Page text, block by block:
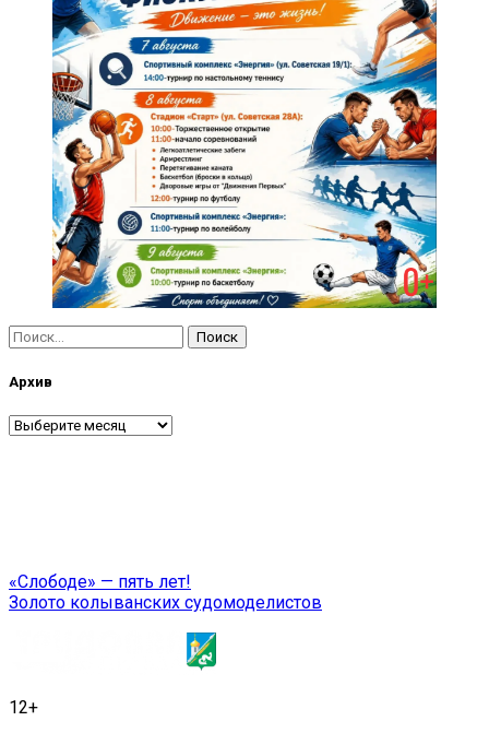
Найти:
Архив
Архив
Навигация
по
«Слободе» — пять лет!
Золото колыванских судомоделистов
12+